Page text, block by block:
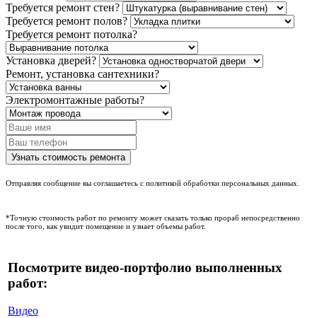
Требуется ремонт стен?
Требуется ремонт полов?
Требуется ремонт потолка?
Установка дверей?
Ремонт, установка сантехники?
Электромонтажные работы?
Отправляя сообщение вы соглашаетесь с политикой обработки персональных данных.
*Точную стоимость работ по ремонту может сказать только прораб непосредственно
после того, как увидит помещение и узнает объемы работ.
Посмотрите видео-портфолио выполненных
работ:
Видео